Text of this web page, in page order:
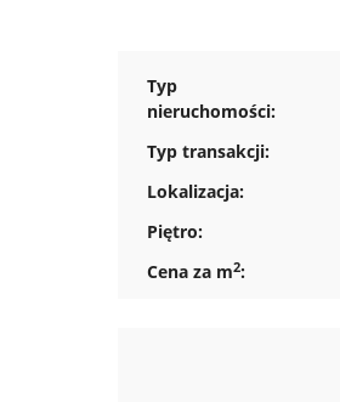
Typ
nieruchomości:
Typ transakcji:
Lokalizacja:
Piętro:
Cena za m2: